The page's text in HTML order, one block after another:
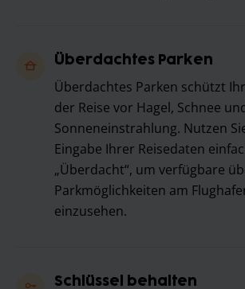
Überdachtes Parken
Überdachtes Parken schützt
der Reise vor Hagel, Schnee
Sonneneinstrahlung. Nutzen
Eingabe Ihrer Reisedaten
„Überdacht“, um verfügbare
Parkmöglichkeiten am
einzusehen.
Schlüssel behalten